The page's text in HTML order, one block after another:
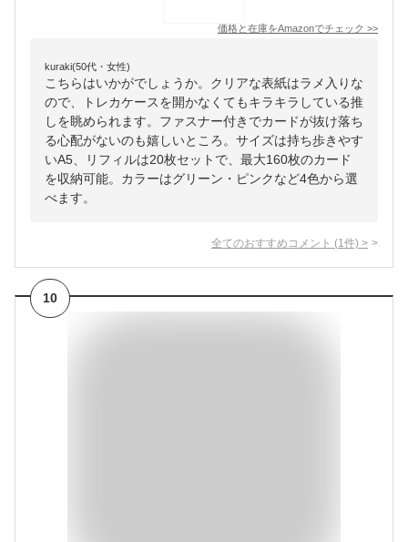
価格と在庫をAmazonでチェック >>
kuraki(50代・女性)
こちらはいかがでしょうか。クリアな表紙はラメ入りな
ので、トレカケースを開かなくてもキラキラしている推
しを眺められます。ファスナー付きでカードが抜け落ち
る心配がないのも嬉しいところ。サイズは持ち歩きやす
いA5、リフィルは20枚セットで、最大160枚のカード
を収納可能。カラーはグリーン・ピンクなど4色から選
べます。
全てのおすすめコメント (1 件) >
10